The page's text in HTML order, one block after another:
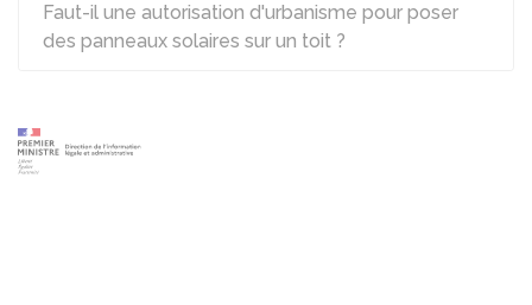
Faut-il une autorisation d'urbanisme pour poser
des panneaux solaires sur un toit ?